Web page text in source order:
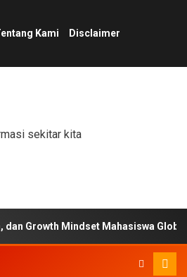
Kami Disclaimer
sekitar kita
Mindset Mahasiswa Global